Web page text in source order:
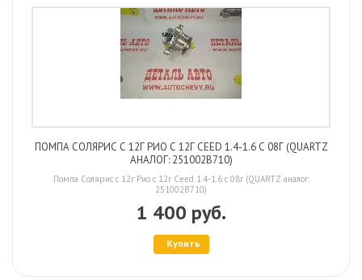
ПОМПА СОЛЯРИС С 12Г РИО С 12Г CEED 1.4-1.6 С 08Г (QUARTZ
АНАЛОГ: 251002B710)
Помпа Солярис с 12г Рио с 12г Ceed 1.4-1.6 с 08г (QUARTZ аналог:
251002B710)
1 400 руб.
Купить